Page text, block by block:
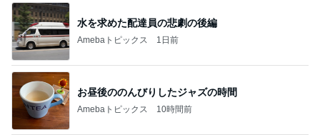
水を求めた配達員の悲劇の後編
Amebaトピックス 1日前
お昼後ののんびりしたジャズの時間
Amebaトピックス 10時間前